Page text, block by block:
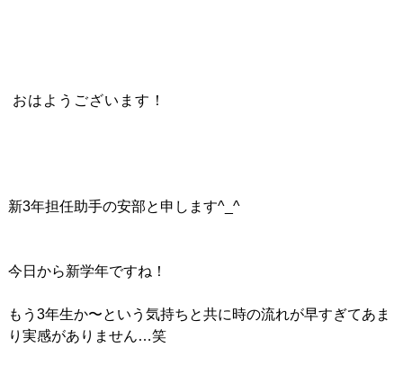
おはようございます！
新3年担任助手の安部と申します^_^
今日から新学年ですね！
もう3年生か〜という気持ちと共に時の流れが早すぎてあま
り実感がありません…笑